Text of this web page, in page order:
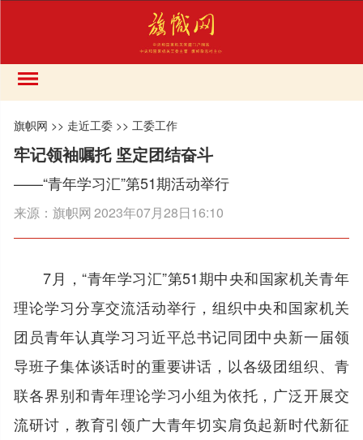
旗帜网 >> 走近工委 >> 工委工作
牢记领袖嘱托 坚定团结奋斗
——“青年学习汇”第51期活动举行
来源：旗帜网2023年07月28日16:10
7月，“青年学习汇”第51期中央和国家机关青年
理论学习分享交流活动举行，组织中央和国家机关
团员青年认真学习习近平总书记同团中央新一届领
导班子集体谈话时的重要讲话，以各级团组织、青
联各界别和青年理论学习小组为依托，广泛开展交
流研讨，教育引领广大青年切实肩负起新时代新征